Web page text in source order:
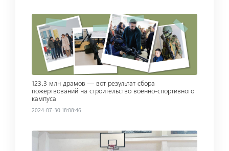
Read more
123․3 млн драмов — вот результат сбора
пожертвований на строительство военно-спортивного
кампуса
2024-07-30 18:08:46
Read more